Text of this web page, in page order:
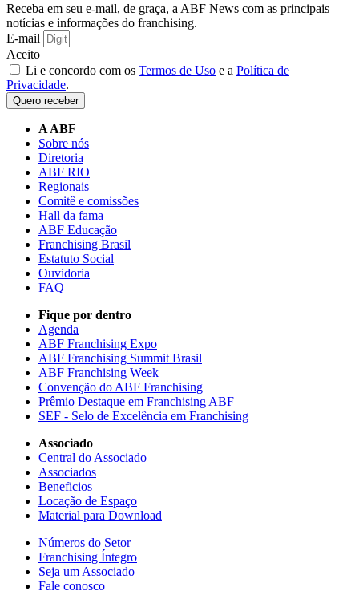
Receba em seu e-mail, de graça, a ABF News com as principais
notícias e informações do franchising.
E-mail
Aceito
Li e concordo com os Termos de Uso e a Política de
Privacidade.
Quero receber
A ABF
Sobre nós
Diretoria
ABF RIO
Regionais
Comitê e comissões
Hall da fama
ABF Educação
Franchising Brasil
Estatuto Social
Ouvidoria
FAQ
Fique por dentro
Agenda
ABF Franchising Expo
ABF Franchising Summit Brasil
ABF Franchising Week
Convenção do ABF Franchising
Prêmio Destaque em Franchising ABF
SEF - Selo de Excelência em Franchising
Associado
Central do Associado
Associados
Beneficios
Locação de Espaço
Material para Download
Números do Setor
Franchising Íntegro
Seja um Associado
Fale conosco